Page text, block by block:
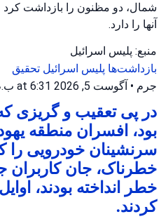
شمال، دو مظنون را بازداشت
آنها را دارد.
منبع: پلیس اسرائیل
بازداشت‌ها پلیس اسرائیل تحقیق
جرم • آگوست 5, 2026 at 6:31 ب.ظ
در پی تعقیب و گریزی که
بود، افسران منطقه
سرنشینان خودرویی را
خطرناک، جان کاربران
خطر انداخته بودند،
کردند.